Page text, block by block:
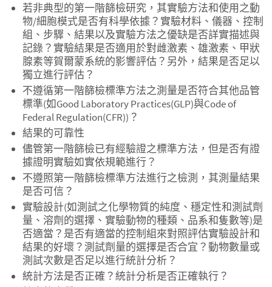
若非典型的第一階篩檢研究，其實驗方法和使用之動
物/細胞模式是否有科學依據？實驗材料、儀器、控制
組、步驟、結果以及實驗方法之優缺是否詳實描述與
記錄？實驗結果是否適用於對雌激素、雄激素、甲狀
腺素等賀爾蒙系統的影響評估？另外，結果是否足以
獨立進行評估？
不遵循第一階篩檢標準方法之測量是否符合其他品管
標準(如Good Laboratory Practices(GLP)與Code of
Federal Regulation(CFR))？
結果的可靠性
儘管第一階篩檢已有經驗證之標準方法，但是否有證
據證明實驗如實依規範進行？
不遵照第一階篩檢標準方法進行之檢測，其測量結果
是否可信？
實驗設計(如測試之化學物質的純度、穩定性和測試劑
量、溶劑的選擇、實驗動物的種類、品系和隻數等)是
否適當？是否有適當的控制組來對照評估實驗設計和
結果的好壞？測試劑量的選擇是否合宜？動物數量或
測試次數是否足以進行統計分析？
統計方法是否正確？統計分析是否正確執行？